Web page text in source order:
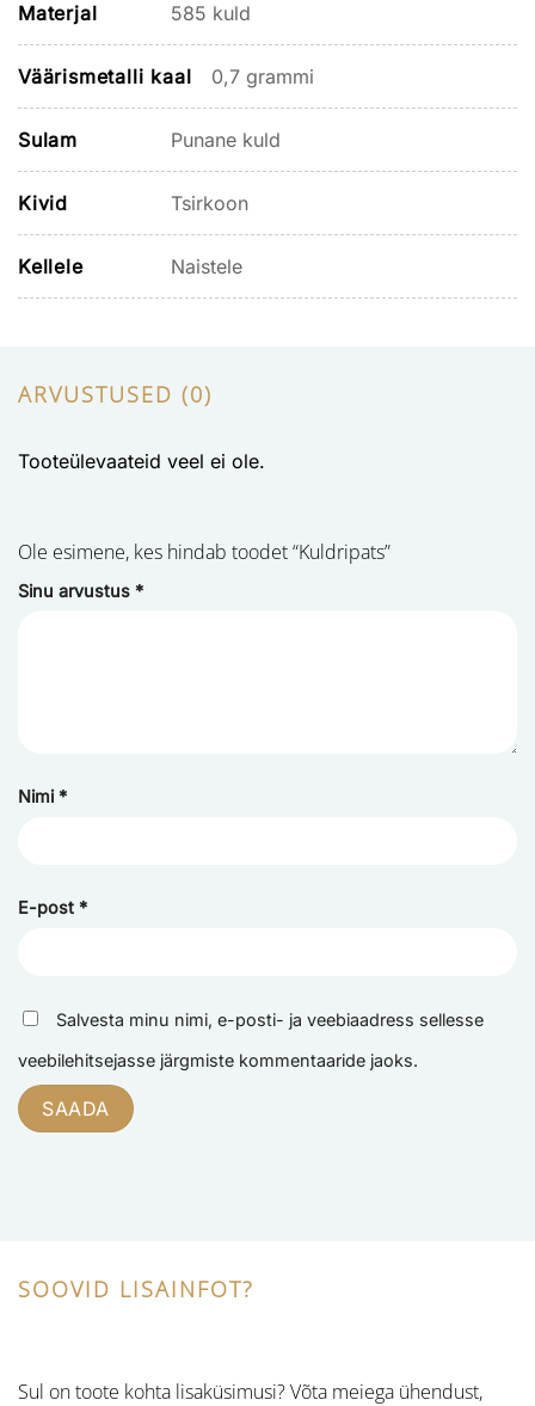
Materjal 585 kuld
Väärismetalli kaal 0,7 grammi
Sulam Punane kuld
Kivid Tsirkoon
Kellele Naistele
ARVUSTUSED (0)
Tooteülevaateid veel ei ole.
Ole esimene, kes hindab toodet “Kuldripats”
Sinu arvustus *
Nimi *
E-post *
Salvesta minu nimi, e-posti- ja veebiaadress sellesse
veebilehitsejasse järgmiste kommentaaride jaoks.
SOOVID LISAINFOT?
Sul on toote kohta lisaküsimusi? Võta meiega ühendust,